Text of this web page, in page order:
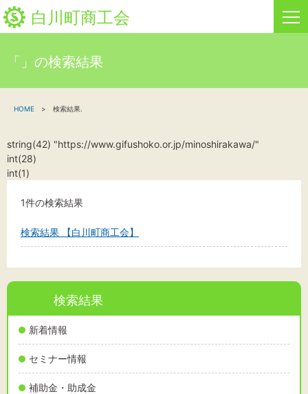
白川町商工会
事業者・創業者の方へ
関係機関の方へ
「」の検索結果
検索結果
新着情報
セミナー情報
補助金・助成金
HOME 検索結果.
string(42) "https://www.gifushoko.or.jp/minoshirakawa/"
int(28)
int(1)
1件の検索結果
検索結果 【白川町商工会】